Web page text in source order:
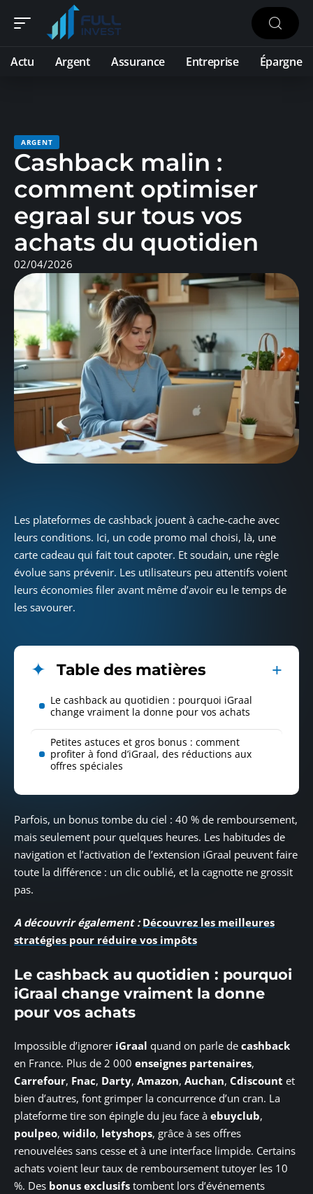
Actu Argent Assurance Entreprise Épargne
ARGENT
Cashback malin :
comment optimiser
egraal sur tous vos
achats du quotidien
02/04/2026
Les plateformes de cashback jouent à cache-cache avec
leurs conditions. Ici, un code promo mal choisi, là, une
carte cadeau qui fait tout capoter. Et soudain, une règle
évolue sans prévenir. Les utilisateurs peu attentifs voient
leurs économies filer avant même d’avoir eu le temps de
les savourer.
Table des matières
Le cashback au quotidien : pourquoi iGraal
change vraiment la donne pour vos achats
Petites astuces et gros bonus : comment
profiter à fond d’iGraal, des réductions aux
offres spéciales
Parfois, un bonus tombe du ciel : 40 % de remboursement,
mais seulement pour quelques heures. Les habitudes de
navigation et l’activation de l’extension iGraal peuvent faire
toute la différence : un clic oublié, et la cagnotte ne grossit
pas.
A découvrir également : Découvrez les meilleures
stratégies pour réduire vos impôts
Le cashback au quotidien : pourquoi
iGraal change vraiment la donne
pour vos achats
Impossible d’ignorer iGraal quand on parle de cashback
en France. Plus de 2 000 enseignes partenaires,
Carrefour, Fnac, Darty, Amazon, Auchan, Cdiscount et
bien d’autres, font grimper la concurrence d’un cran. La
plateforme tire son épingle du jeu face à ebuyclub,
poulpeo, widilo, letyshops, grâce à ses offres
renouvelées sans cesse et à une interface limpide. Certains
achats voient leur taux de remboursement tutoyer les 10
%. Des bonus exclusifs tombent lors d’événements